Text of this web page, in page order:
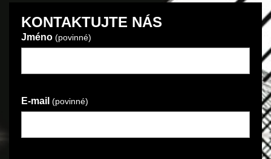
KONTAKTUJTE NÁS
Jméno (povinné)
E-mail (povinné)